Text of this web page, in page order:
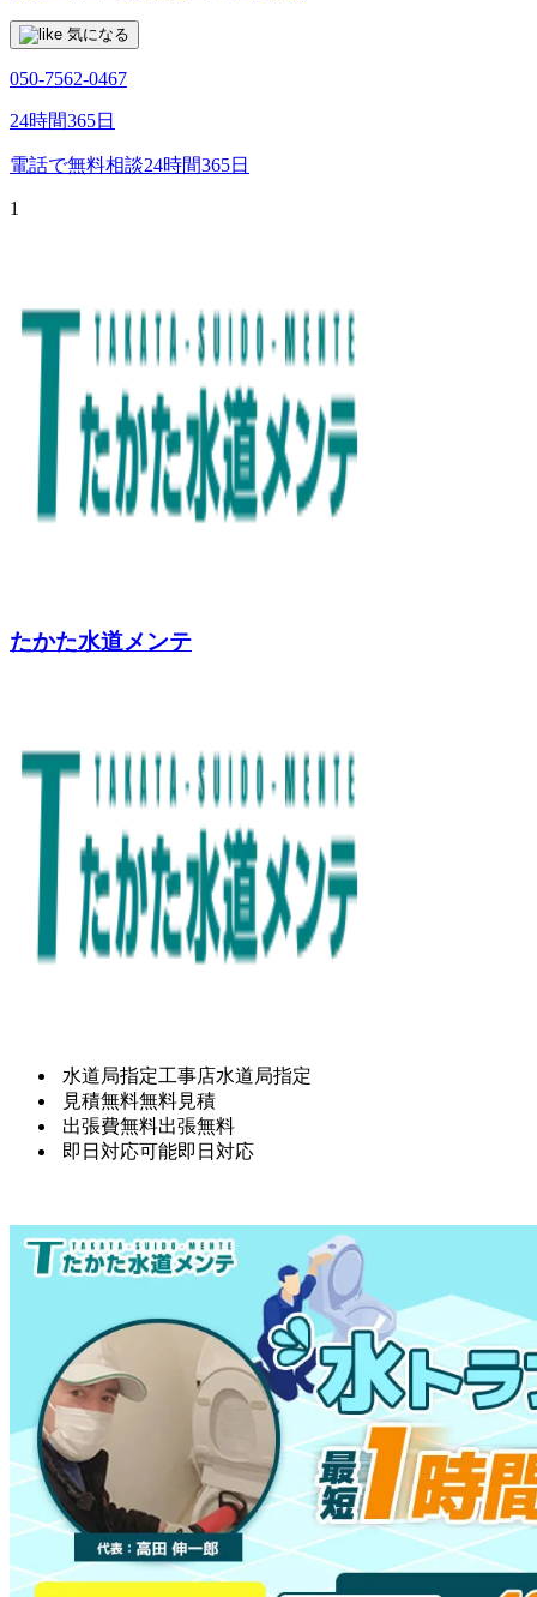
気になる
050-7562-0467
24時間365日
電話で無料相談24時間365日
1
たかた水道メンテ
水道局指定工事店水道局指定
見積無料無料見積
出張費無料出張無料
即日対応可能即日対応